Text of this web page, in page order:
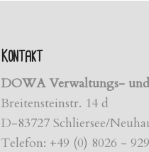
Kontakt
DOWA Verwaltungs-
Breitensteinstr. 14 d
D-83727 Schliersee/
Telefon: +49 (0) 8026 -